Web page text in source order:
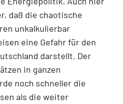
daß die chaotische
unkalkulierbar
eine Gefahr für den
darstellt. Der
in ganzen
noch schneller die
als die weiter